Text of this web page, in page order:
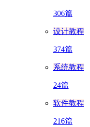
306篇
设计教程
374篇
系统教程
24篇
软件教程
216篇